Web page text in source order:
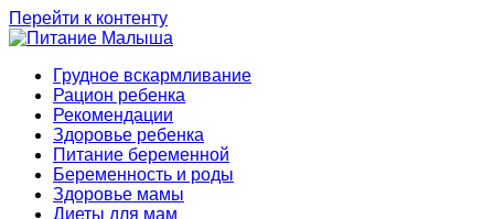
Перейти к контенту
Грудное вскармливание
Рацион ребенка
Рекомендации
Здоровье ребенка
Питание беременной
Беременность и роды
Здоровье мамы
Диеты для мам